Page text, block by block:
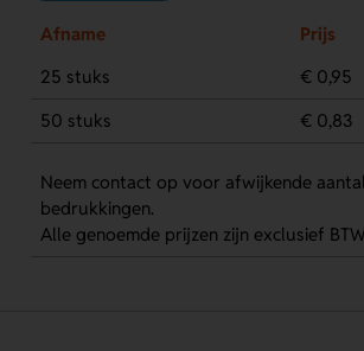
Afname
Prijs
25 stuks
€ 0,95
50 stuks
€ 0,83
Neem contact op voor afwijkende
bedrukkingen.
Alle genoemde prijzen zijn exclusief